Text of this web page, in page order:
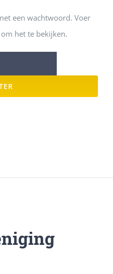
een wachtwoord. Voer
het te bekijken.